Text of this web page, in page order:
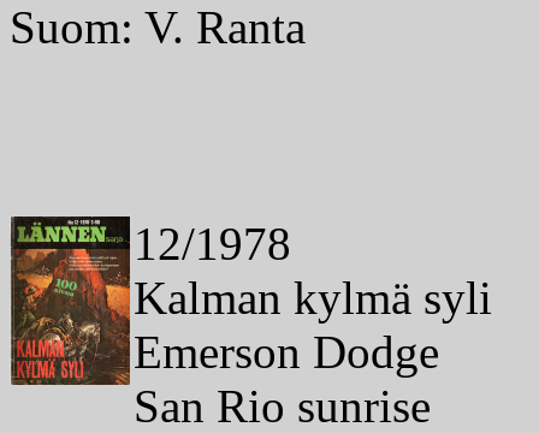
Suom: V. Ranta
12/1978
Kalman kylmä syli
Emerson Dodge
San Rio sunrise